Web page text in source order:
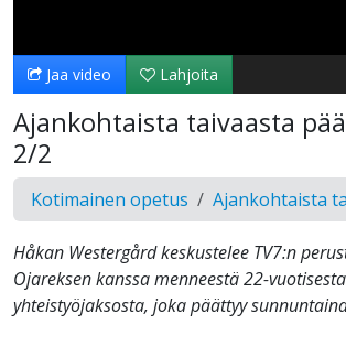
Jaa video Lahjoita
Ajankohtaista taivaasta
2/2
Kotimainen opetus Ajankohtaista
Håkan Westergård keskustelee TV7:n
Ojareksen kanssa menneestä 22-vuotisesta
yhteistyöjaksosta, joka päättyy